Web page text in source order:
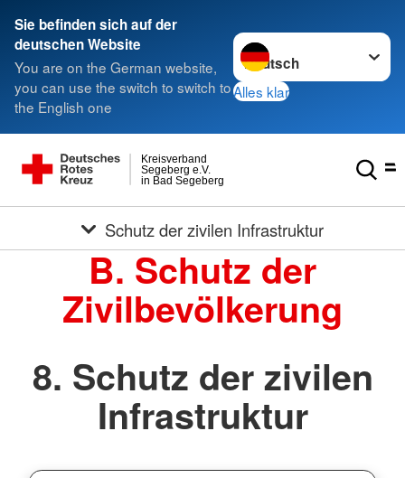
Sie befinden sich auf der
deutschen Website
You are on the German website,
you can use the switch to switch to
the English one
Sprache wechseln zu
Alles klar
in Bad Segeberg
Segeberg e.V.
Kreisverband
Schutz der zivilen Infrastruktur
B. Schutz der
Zivilbevölkerung
8. Schutz der zivilen
Infrastruktur